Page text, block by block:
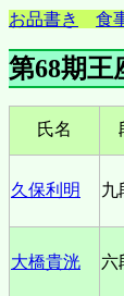
お品書き 食
第68期王
氏名
久保利明 九
大橋貴洸 六